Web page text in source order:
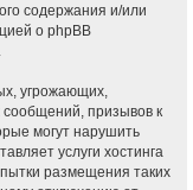
содержания и/или
о phpBB
угрожающих,
сообщений, призывов к
могут нарушить
услуги хостинга
размещения таких